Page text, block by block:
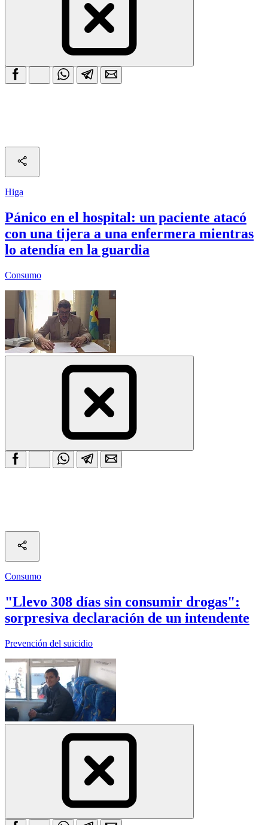
Higa
Pánico en el hospital: un paciente atacó
con una tijera a una enfermera mientras
lo atendía en la guardia
Consumo
Consumo
"Llevo 308 días sin consumir drogas":
sorpresiva declaración de un intendente
Prevención del suicidio